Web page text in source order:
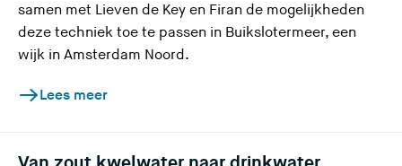
samen met Lieven de Key en Firan de mogelijkheden
deze techniek toe te passen in Buikslotermeer, een
wijk in Amsterdam Noord.
Lees meer